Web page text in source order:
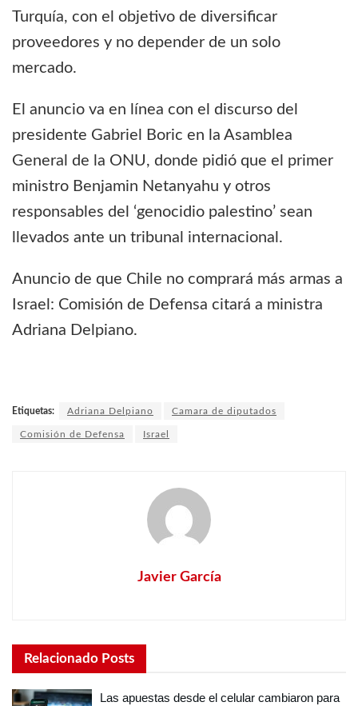
Turquía, con el objetivo de diversificar
proveedores y no depender de un solo
mercado.
El anuncio va en línea con el discurso del
presidente Gabriel Boric en la Asamblea
General de la ONU, donde pidió que el primer
ministro Benjamin Netanyahu y otros
responsables del ‘genocidio palestino’ sean
llevados ante un tribunal internacional.
Anuncio de que Chile no comprará más armas a
Israel: Comisión de Defensa citará a ministra
Adriana Delpiano.
Etiquetas: Adriana Delpiano Camara de diputados
Comisión de Defensa Israel
Javier García
Relacionado Posts
Las apuestas desde el celular cambiaron para